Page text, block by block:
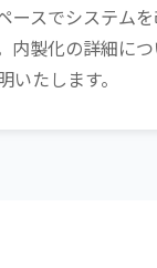
ースでシステム
内製化の詳細に
いたします。